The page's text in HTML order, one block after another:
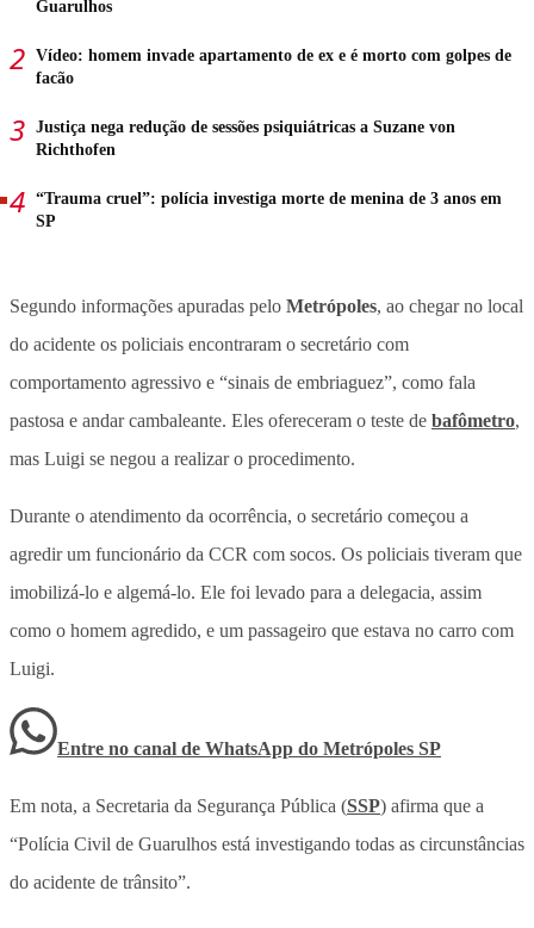
Guarulhos
Vídeo: homem invade apartamento de ex e é morto com golpes de
facão
Justiça nega redução de sessões psiquiátricas a Suzane von
Richthofen
“Trauma cruel”: polícia investiga morte de menina de 3 anos em
SP
Segundo informações apuradas pelo Metrópoles, ao chegar no local
do acidente os policiais encontraram o secretário com
comportamento agressivo e “sinais de embriaguez”, como fala
pastosa e andar cambaleante. Eles ofereceram o teste de bafômetro,
mas Luigi se negou a realizar o procedimento.
Durante o atendimento da ocorrência, o secretário começou a
agredir um funcionário da CCR com socos. Os policiais tiveram que
imobilizá-lo e algemá-lo. Ele foi levado para a delegacia, assim
como o homem agredido, e um passageiro que estava no carro com
Luigi.
Entre no canal de WhatsApp do Metrópoles SP
Em nota, a Secretaria da Segurança Pública (SSP) afirma que a
“Polícia Civil de Guarulhos está investigando todas as circunstâncias
do acidente de trânsito”.